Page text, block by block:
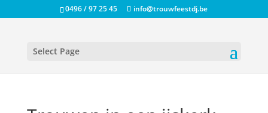
0496 / 97 25 45 info@trouwfeestdj.be
Select Page